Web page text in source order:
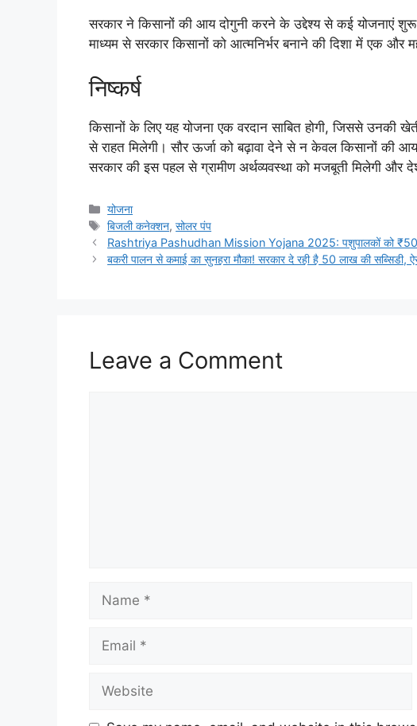
सरकार ने किसानों की आय दोगुनी करने के उद्देश्य से कई योजनाएं
माध्यम से सरकार किसानों को आत्मनिर्भर बनाने की दिशा में एक और
निष्कर्ष
किसानों के लिए यह योजना एक वरदान साबित होगी, जिससे उनकी
से राहत मिलेगी। सौर ऊर्जा को बढ़ावा देने से न केवल किसानों की आय
सरकार की इस पहल से ग्रामीण अर्थव्यवस्था को मजबूती मिलेगी और
Categories
योजना
Tags
बिजली कनेक्शन,सोलर पंप
Rashtriya Pashudhan Mission Yojana 2025: पशुपालकों को ₹50
बकरी पालन से कमाई का सुनहरा मौका! सरकार दे रही है 50 लाख की
Leave a Comment